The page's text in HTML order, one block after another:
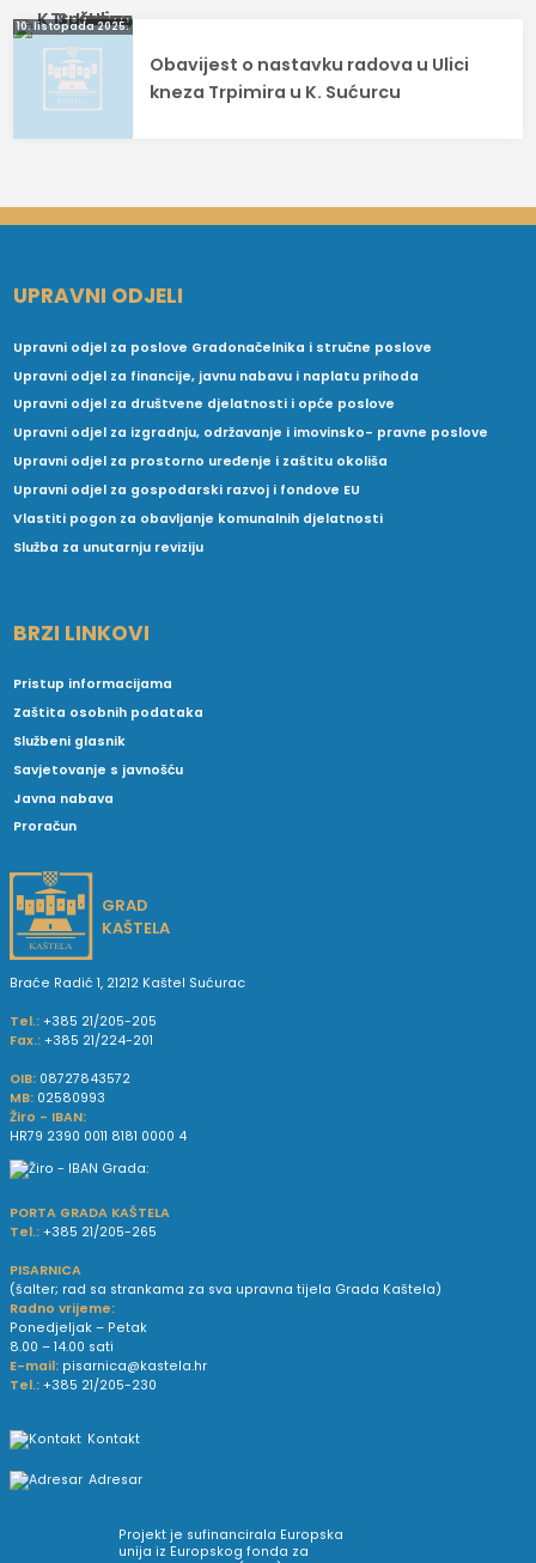
10. listopada 2025.
Obavijest o nastavku radova u Ulici
kneza Trpimira u K. Sućurcu
UPRAVNI ODJELI
Upravni odjel za poslove Gradonačelnika i stručne poslove
Upravni odjel za financije, javnu nabavu i naplatu prihoda
Upravni odjel za društvene djelatnosti i opće poslove
Upravni odjel za izgradnju, održavanje i imovinsko- pravne poslove
Upravni odjel za prostorno uređenje i zaštitu okoliša
Upravni odjel za gospodarski razvoj i fondove EU
Vlastiti pogon za obavljanje komunalnih djelatnosti
Služba za unutarnju reviziju
BRZI LINKOVI
Pristup informacijama
Zaštita osobnih podataka
Službeni glasnik
Savjetovanje s javnošću
Javna nabava
Proračun
GRAD
KAŠTELA
Braće Radić 1, 21212 Kaštel Sućurac
Tel.: +385 21/205-205
Fax.: +385 21/224-201
OIB: 08727843572
MB: 02580993
Žiro - IBAN:
HR79 2390 0011 8181 0000 4
PORTA GRADA KAŠTELA
Tel.: +385 21/205-265
PISARNICA
(šalter; rad sa strankama za sva upravna tijela Grada Kaštela)
Radno vrijeme:
Ponedjeljak – Petak
8.00 – 14.00 sati
E-mail: pisarnica@kastela.hr
Tel.: +385 21/205-230
Kontakt
Adresar
Projekt je sufinancirala Europska
unija iz Europskog fonda za